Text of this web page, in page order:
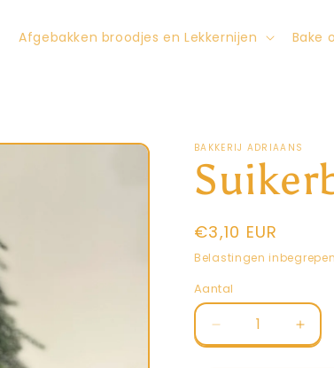
Afgebakken broodjes en Lekkernijen Bake
BAKKERIJ ADRIAANS
Normale
prijs
€3,10 EUR
Belastingen
Aantal
Aantal
Aantal
verlagen
Aantal